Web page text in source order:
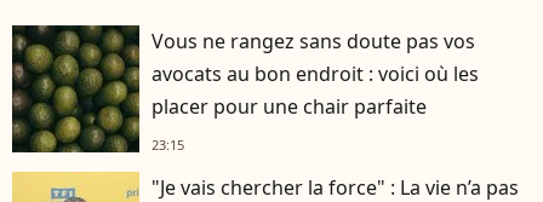
Vous ne rangez sans doute pas vos
avocats au bon endroit : voici où les
placer pour une chair parfaite
23:15
"Je vais chercher la force" : La vie n’a pas